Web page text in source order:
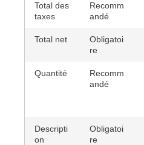
Total des
taxes
Recomm
andé
Total net
Obligatoi
re
Quantité
Recomm
andé
Descripti
on
Obligatoi
re